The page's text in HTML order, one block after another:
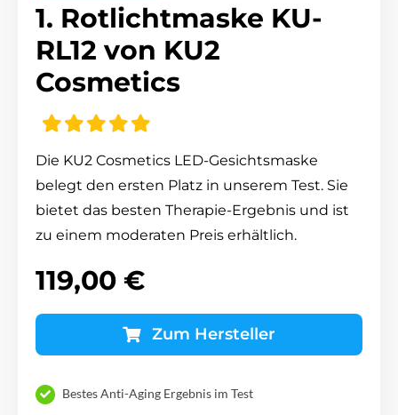
1. Rotlichtmaske KU-
RL12 von KU2
Cosmetics
Die KU2 Cosmetics LED-Gesichtsmaske
belegt den ersten Platz in unserem Test. Sie
bietet das besten Therapie-Ergebnis und ist
zu einem moderaten Preis erhältlich.
119,00 €
Zum Hersteller
Bestes Anti-Aging Ergebnis im Test